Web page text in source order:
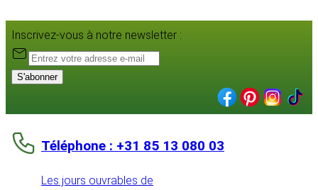
Inscrivez-vous à notre newsletter :
S'abonner
Téléphone : +31 85 13 080 03
Les jours ouvrables de